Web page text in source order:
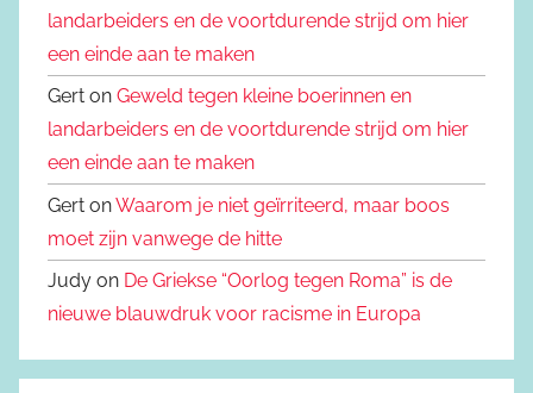
landarbeiders en de voortdurende strijd om hier
een einde aan te maken
Gert on Geweld tegen kleine boerinnen en
landarbeiders en de voortdurende strijd om hier
een einde aan te maken
Gert onWaarom je niet geïrriteerd, maar boos
moet zijn vanwege de hitte
Judy on De Griekse “Oorlog tegen Roma” is de
nieuwe blauwdruk voor racisme in Europa